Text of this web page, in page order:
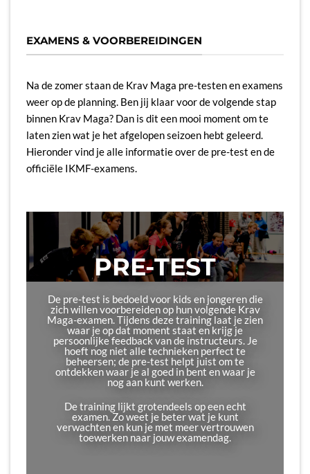
EXAMENS & VOORBEREIDINGEN
Na de zomer staan de Krav Maga pre-testen en examens
weer op de planning. Ben jij klaar voor de volgende stap
binnen Krav Maga? Dan is dit een mooi moment om te
laten zien wat je het afgelopen seizoen hebt geleerd.
Hieronder vind je alle informatie over de pre-test en de
officiële IKMF-examens.
PRE-TEST
De pre-test is bedoeld voor kids en jongeren die
zich willen voorbereiden op hun volgende Krav
Maga-examen. Tijdens deze training laat je zien
waar je op dat moment staat en krijg je
persoonlijke feedback van de instructeurs. Je
hoeft nog niet alle technieken perfect te
beheersen; de pre-test helpt juist om te
ontdekken waar je al goed in bent en waar je
nog aan kunt werken.
De training lijkt grotendeels op een echt
examen. Zo weet je beter wat je kunt
verwachten en kun je met meer vertrouwen
toewerken naar jouw examendag.